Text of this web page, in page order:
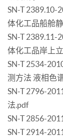
SN-T 2389.10-
体化工品船舱
SN-T 2389.11-
体化工品岸上
SN-T 2534-
测方法 液相色
SN-T 2796-
法.pdf
SN-T 2856-
SN-T 2914-